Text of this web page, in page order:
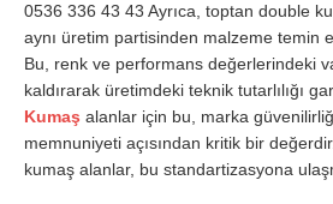
0536 336 43 43 Ayrıca, toptan double
aynı üretim partisinden malzeme temin
Bu, renk ve performans değerlerindeki
kaldırarak üretimdeki teknik tutarlılığı
Kumaş alanlar için bu, marka
memnuniyeti açısından kritik bir
kumaş alanlar, bu standartizasyona